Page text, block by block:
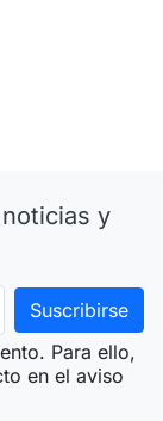
y
Para ello,
en el aviso